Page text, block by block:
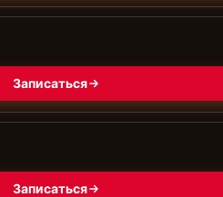
Записаться
Записаться